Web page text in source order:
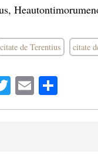
citate de Terentius citate
Twitter
Email